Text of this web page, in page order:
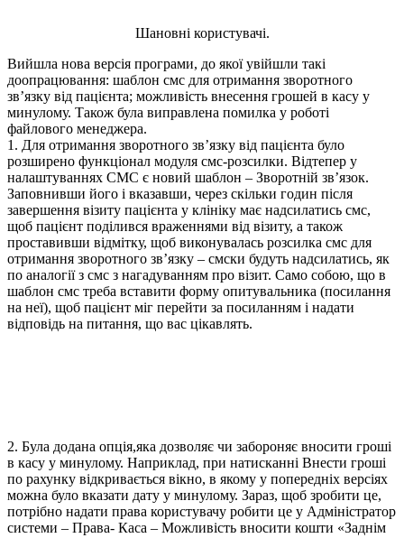
Шановні користувачі.
Вийшла нова версія програми, до якої увійшли такі
доопрацювання: шаблон смс для отримання зворотного
зв’язку від пацієнта; можливість внесення грошей в касу у
минулому. Також була виправлена помилка у роботі
файлового менеджера.
1. Для отримання зворотного зв’язку від пацієнта було
розширено функціонал модуля смс-розсилки. Відтепер у
налаштуваннях СМС є новий шаблон – Зворотній зв’язок.
Заповнивши його і вказавши, через скільки годин після
завершення візиту пацієнта у клініку має надсилатись смс,
щоб пацієнт поділився враженнями від візиту, а також
проставивши відмітку, щоб виконувалась розсилка смс для
отримання зворотного зв’язку – смски будуть надсилатись, як
по аналогії з смс з нагадуванням про візит. Само собою, що в
шаблон смс треба вставити форму опитувальника (посилання
на неї), щоб пацієнт міг перейти за посиланням і надати
відповідь на питання, що вас цікавлять.
2. Була додана опція,яка дозволяє чи забороняє вносити гроші
в касу у минулому. Наприклад, при натисканні Внести гроші
по рахунку відкривається вікно, в якому у попередніх версіях
можна було вказати дату у минулому. Зараз, щоб зробити це,
потрібно надати права користувачу робити це у Адміністратор
системи – Права- Каса – Можливість вносити кошти «Заднім